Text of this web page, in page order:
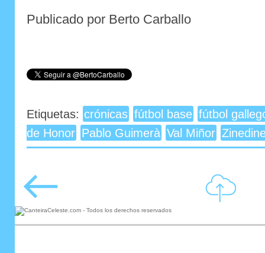
Publicado por Berto Carballo
Etiquetas: crónicas fútbol base fútbol
de Honor Pablo Guimerà Val Miñor